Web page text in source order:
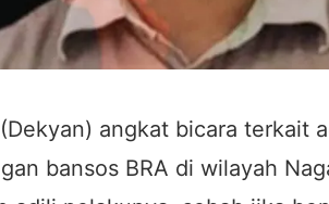
angkat bicara terkait
bansos BRA di wilayah